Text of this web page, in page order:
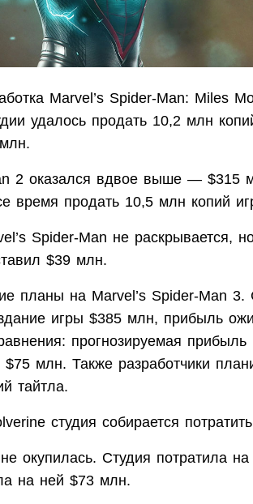
Marvel’s Spider-Man: Miles
удалось продать 10,2 млн
2 оказался вдвое выше — $315
время продать 10,5 млн копий
Spider-Man не раскрывается,
$39 млн.
планы на Marvel’s Spider-Man 3.
игры $385 млн, прибыль
прогнозируемая прибыль
млн. Также разработчики
тайтла.
студия собирается
окупилась. Студия потратила на
на ней $73 млн.